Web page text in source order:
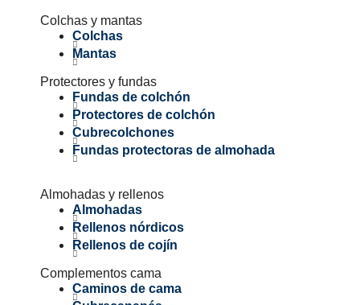
Colchas y mantas
Colchas
Mantas
Protectores y fundas
Fundas de colchón
Protectores de colchón
Cubrecolchones
Fundas protectoras de almohada
Almohadas y rellenos
Almohadas
Rellenos nórdicos
Rellenos de cojín
Complementos cama
Caminos de cama